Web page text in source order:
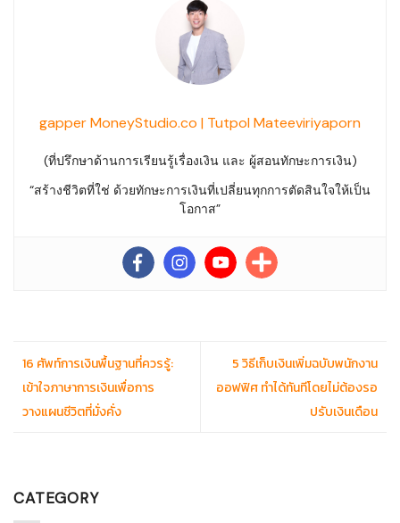
gapper MoneyStudio.co | Tutpol Mateeviriyaporn
(ที่ปรึกษาด้านการเรียนรู้เรื่องเงิน และ ผู้สอนทักษะการเงิน)
“สร้างชีวิตที่ใช่ ด้วยทักษะการเงินที่เปลี่ยนทุกการตัดสินใจให้เป็น
โอกาส”
16 ศัพท์การเงินพื้นฐานที่ควรรู้:
เข้าใจภาษาการเงินเพื่อการ
วางแผนชีวิตที่มั่งคั่ง
5 วิธีเก็บเงินเพิ่มฉบับพนักงาน
ออฟฟิศ ทำได้ทันทีโดยไม่ต้องรอ
ปรับเงินเดือน
CATEGORY